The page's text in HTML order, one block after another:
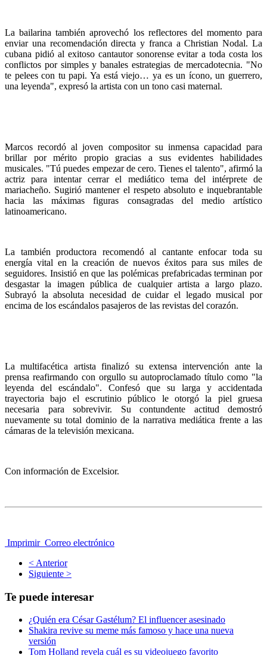
La bailarina también aprovechó los reflectores del momento para
enviar una recomendación directa y franca a Christian Nodal. La
cubana pidió al exitoso cantautor sonorense evitar a toda costa los
conflictos por simples y banales estrategias de mercadotecnia. "No
te pelees con tu papi. Ya está viejo… ya es un ícono, un guerrero,
una leyenda", expresó la artista con un tono casi maternal.
Marcos recordó al joven compositor su inmensa capacidad para
brillar por mérito propio gracias a sus evidentes habilidades
musicales. "Tú puedes empezar de cero. Tienes el talento", afirmó la
actriz para intentar cerrar el mediático tema del intérprete de
mariacheño. Sugirió mantener el respeto absoluto e inquebrantable
hacia las máximas figuras consagradas del medio artístico
latinoamericano.
La también productora recomendó al cantante enfocar toda su
energía vital en la creación de nuevos éxitos para sus miles de
seguidores. Insistió en que las polémicas prefabricadas terminan por
desgastar la imagen pública de cualquier artista a largo plazo.
Subrayó la absoluta necesidad de cuidar el legado musical por
encima de los escándalos pasajeros de las revistas del corazón.
La multifacética artista finalizó su extensa intervención ante la
prensa reafirmando con orgullo su autoproclamado título como "la
leyenda del escándalo". Confesó que su larga y accidentada
trayectoria bajo el escrutinio público le otorgó la piel gruesa
necesaria para sobrevivir. Su contundente actitud demostró
nuevamente su total dominio de la narrativa mediática frente a las
cámaras de la televisión mexicana.
Con información de Excelsior.
Imprimir Correo electrónico
< Anterior
Siguiente >
Te puede interesar
¿Quién era César Gastélum? El influencer asesinado
Shakira revive su meme más famoso y hace una nueva
versión
Tom Holland revela cuál es su videojuego favorito